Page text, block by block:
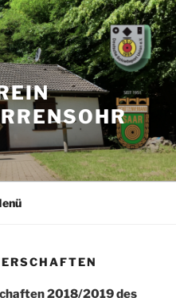
2018/2019 des